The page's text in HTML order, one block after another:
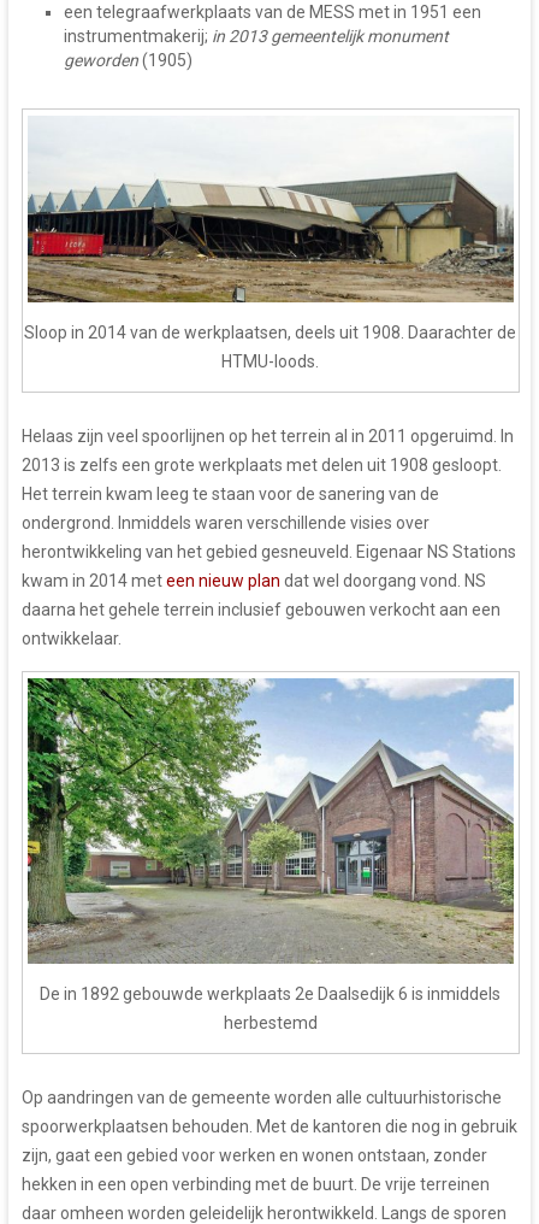
een telegraafwerkplaats van de MESS met in 1951 een
instrumentmakerij; in 2013 gemeentelijk monument
geworden(1905)
Sloop in 2014 van de werkplaatsen, deels uit 1908. Daarachter de
HTMU-loods.
Helaas zijn veel spoorlijnen op het terrein al in 2011 opgeruimd. In
2013 is zelfs een grote werkplaats met delen uit 1908 gesloopt.
Het terrein kwam leeg te staan voor de sanering van de
ondergrond. Inmiddels waren verschillende visies over
herontwikkeling van het gebied gesneuveld. Eigenaar NS Stations
kwam in 2014 meteen nieuw plan dat wel doorgang vond. NS
daarna het gehele terrein inclusief gebouwen verkocht aan een
ontwikkelaar.
De in 1892 gebouwde werkplaats 2e Daalsedijk 6 is inmiddels
herbestemd
Op aandringen van de gemeente worden alle cultuurhistorische
spoorwerkplaatsen behouden. Met de kantoren die nog in gebruik
zijn, gaat een gebied voor werken en wonen ontstaan, zonder
hekken in een open verbinding met de buurt. De vrije terreinen
daar omheen worden geleidelijk herontwikkeld. Langs de sporen